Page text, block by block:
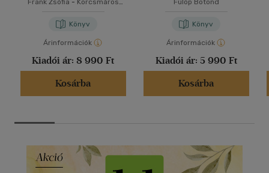
Frank Zsófia - Korcsmáros
Könyv
Árinformációk
Kiadói ár: 8 990 Ft
Kosárba
Fülöp Botond
Könyv
Árinformációk
Kiadói ár: 5 990 Ft
Kosárba